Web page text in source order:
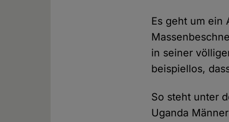
Es geht um ein
in seiner
beispiellos,
So steht unter
Uganda